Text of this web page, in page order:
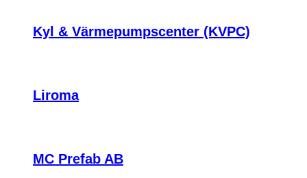
Kyl & Värmepumpscenter (KVPC)
Liroma
MC Prefab AB